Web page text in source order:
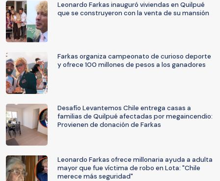
Leonardo Farkas inauguró viviendas en Quilpué
que se construyeron con la venta de su mansión
Farkas organiza campeonato de curioso deporte
y ofrece 100 millones de pesos a los ganadores
Desafío Levantemos Chile entrega casas a
familias de Quilpué afectadas por megaincendio:
Provienen de donación de Farkas
Leonardo Farkas ofrece millonaria ayuda a adulta
mayor que fue víctima de robo en Lota: "Chile
merece más seguridad"